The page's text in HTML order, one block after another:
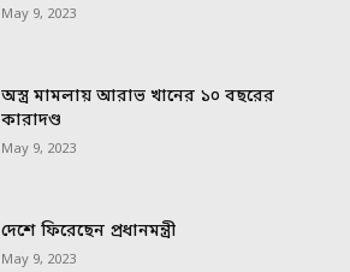
May 9, 2023
অস্ত্র মামলায় আরাভ খানের ১০ বছরের
কারাদণ্ড
May 9, 2023
দেশে ফিরেছেন প্রধানমন্ত্রী
May 9, 2023